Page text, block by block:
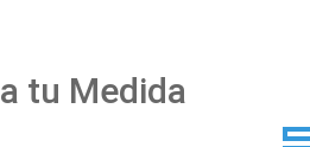
tu Medida